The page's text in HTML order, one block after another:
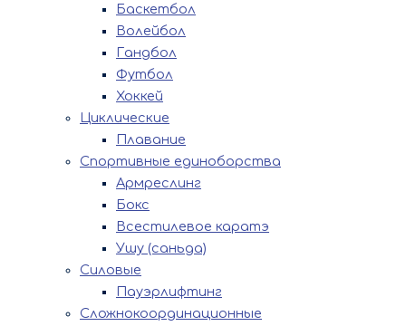
Баскетбол
Волейбол
Гандбол
Футбол
Хоккей
Циклические
Плавание
Спортивные единоборства
Армреслинг
Бокс
Всестилевое каратэ
Ушу (саньда)
Силовые
Пауэрлифтинг
Сложнокоординационные